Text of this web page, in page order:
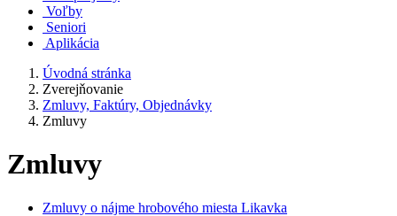
Voľby
Seniori
Aplikácia
Úvodná stránka
Zverejňovanie
Zmluvy, Faktúry, Objednávky
Zmluvy
Zmluvy
Zmluvy o nájme hrobového miesta Likavka